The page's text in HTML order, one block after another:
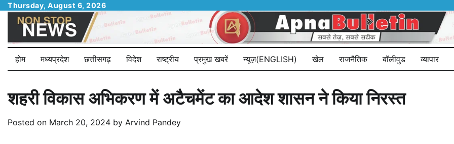
Skip
content
Thursday, August 6, 2026
होम मध्यप्रदेश छत्तीसगढ़ विदेश राष्ट्रीय प्रमुख खबरें न्यूज़(ENGLISH) खेल राजनैतिक बॉलीवुड व्यापार
शहरी विकास अभिकरण में अटैचमेंट का आदेश शासन ने किया निरस्त
Posted on March 20, 2024 by Arvind Pandey